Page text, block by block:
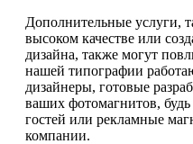
Дополнительные услуги,
высоком качестве или
дизайна, также могут
нашей типографии
дизайнеры, готовые
ваших фотомагнитов,
гостей или рекламные
компании.